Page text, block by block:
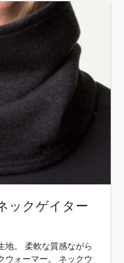
ックゲイター
地。 柔軟な質感ながら
ウォーマー。 ネックウ